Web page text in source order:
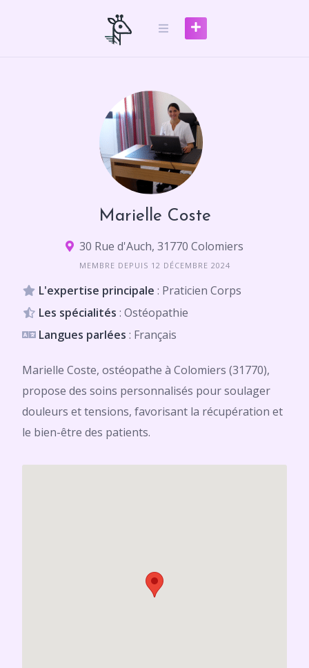
Marielle Coste
30 Rue d'Auch, 31770 Colomiers
MEMBRE DEPUIS 12 DÉCEMBRE 2024
L'expertise principale : Praticien Corps
Les spécialités : Ostéopathie
Langues parlées : Français
Marielle Coste, ostéopathe à Colomiers (31770),
propose des soins personnalisés pour soulager
douleurs et tensions, favorisant la récupération et
le bien-être des patients.